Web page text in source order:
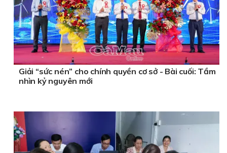
Giải “sức nén” cho chính quyền cơ sở - Bài cuối: Tầm
nhìn kỷ nguyên mới